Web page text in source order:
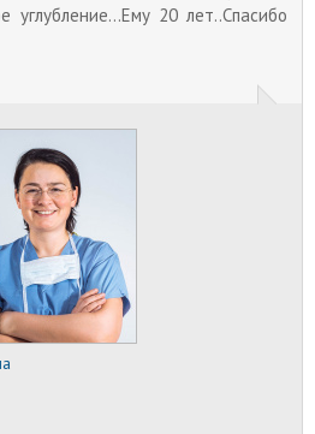
убирается крайне тяжело. Вместе с
медицине существует много
углубление...Ему 20 лет..Спасибо